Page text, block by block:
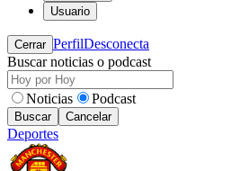
Usuario
Cerrar PerfilDesconecta
Buscar noticias o podcast
Noticias Podcast
Buscar Cancelar
Deportes